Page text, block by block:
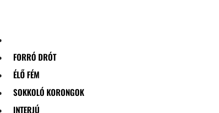
FORRÓ DRÓT
ÉLŐ FÉM
SOKKOLÓ KORONGOK
INTERJÚ